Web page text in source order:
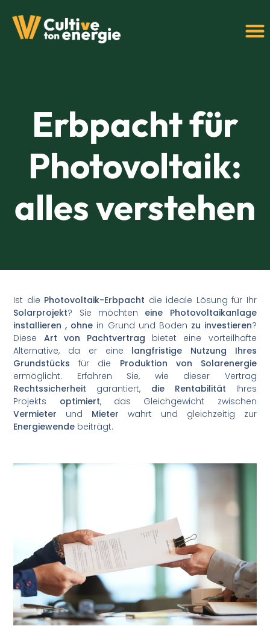
Erbpacht für
Photovoltaik:
alles verstehen
Ist die Photovoltaik-Erbpacht die ideale Lösung für Ihr
Solarprojekt? Sie möchten eine Photovoltaikanlage
installieren , ohne in Grund und Boden zu investieren?
Diese Art von Pachtvertrag bietet eine vorteilhafte
Alternative, da er eine langfristige Nutzung Ihres
Grundstücks für die Produktion von Solarenergie
ermöglicht. Erfahren Sie, wie dieser Vertrag
Rechtssicherheit garantiert, die Rentabilität Ihres
Projekts optimiert, das Gleichgewicht zwischen
Vermieter und Mieter wahrt und gleichzeitig zur
Energiewende beiträgt.